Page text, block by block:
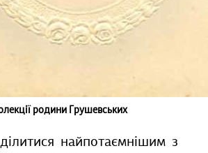
родини Грушевських
найпотаємнішим з